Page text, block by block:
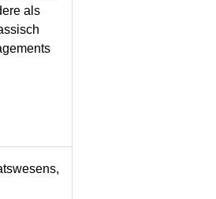
als